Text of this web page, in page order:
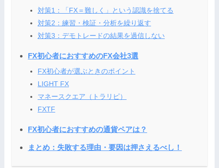
対策1：「FX＝難しく」という認識を捨てる
対策2：練習・検証・分析を繰り返す
対策3：デモトレードの結果を過信しない
FX初心者におすすめのFX会社3選
FX初心者が選ぶときのポイント
LIGHT FX
マネースクエア（トラリピ）
FXTF
FX初心者におすすめの通貨ペアは？
まとめ：失敗する理由・要因は押さえるべし！